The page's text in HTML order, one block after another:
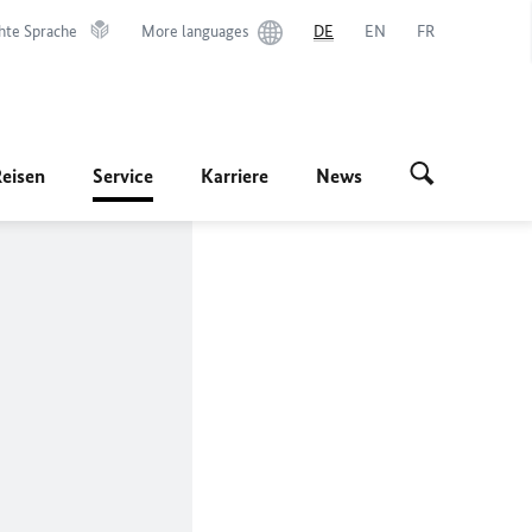
Sprache More languages DE EN FR
Service Karriere News